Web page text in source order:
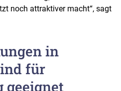
noch attraktiver macht“, sagt
in
für
geeignet